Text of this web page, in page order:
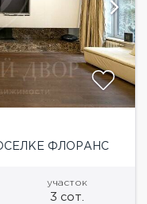
ФЛОРАНС
участок
3 сот.